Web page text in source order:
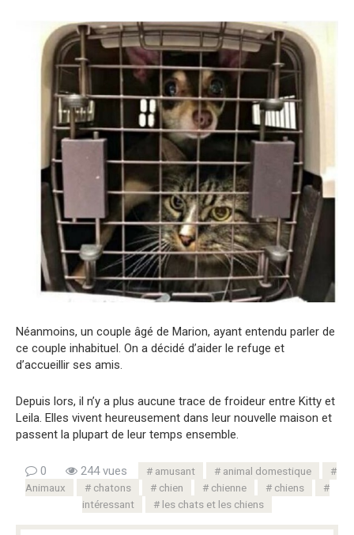
Néanmoins, un couple âgé de Marion, ayant entendu parler de
ce couple inhabituel. On a décidé d’aider le refuge et
d’accueillir ses amis.
Depuis lors, il n’y a plus aucune trace de froideur entre Kitty et
Leila. Elles vivent heureusement dans leur nouvelle maison et
passent la plupart de leur temps ensemble.
0 244 vues amusant
animal domestique
Animaux
chatons chien chienne
chiens
intéressant
les chats et les chiens